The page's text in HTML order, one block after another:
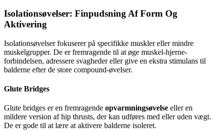
Isolationsøvelser: Finpudsning Af Form Og
Aktivering
Isolationsøvelser fokuserer på specifikke muskler eller mindre
muskelgrupper. De er fremragende til at øge muskel-hjerne-
forbindelsen, adressere svagheder eller give en ekstra stimulans til
balderne efter de store compound-øvelser.
Glute Bridges
Glute bridges er en fremragende opvarmningsøvelse eller en
mildere version af hip thrusts, der kan udføres med eller uden vægt.
De er gode til at lære at aktivere balderne isoleret.